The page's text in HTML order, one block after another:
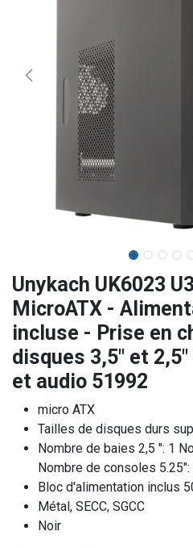
Unykach UK6023
MicroATX -
incluse - Prise en
disques 3,5" et
et audio 51992
micro ATX
Tailles de disques durs
Nombre de baies 2,5 ": 1
Nombre de consoles 5.25":
Bloc d'alimentation inclus
Métal, SECC, SGCC
Noir